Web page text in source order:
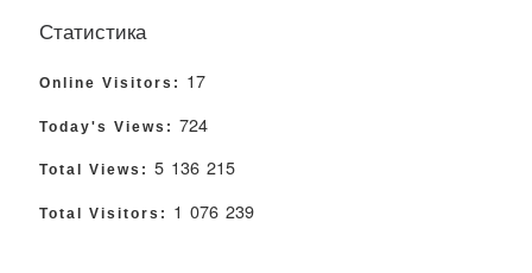
Статистика
Online Visitors: 17
Today's Views: 724
Total Views: 5 136 215
Total Visitors: 1 076 239